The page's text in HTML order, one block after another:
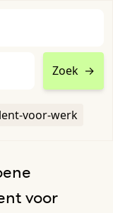
Zoek →
voor-werk
voor